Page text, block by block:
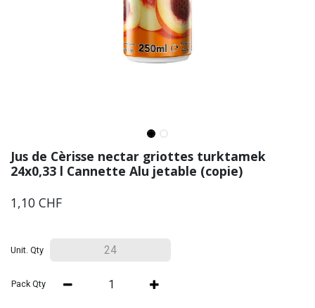
Jus de Cèrisse nectar griottes turktamek
24x0,33 l Cannette Alu jetable (copie)
1,10 CHF
Unit. Qty
Pack Qty